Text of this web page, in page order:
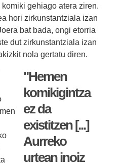
gehiago atera ziren.
hori zirkunstantziala izan
bat bada, ongi etorria
dut zirkunstantziala izan
nola gertatu diren.
"Hemen
komikigintza
ez da
existitzen [...]
Aurreko
urtean inoiz